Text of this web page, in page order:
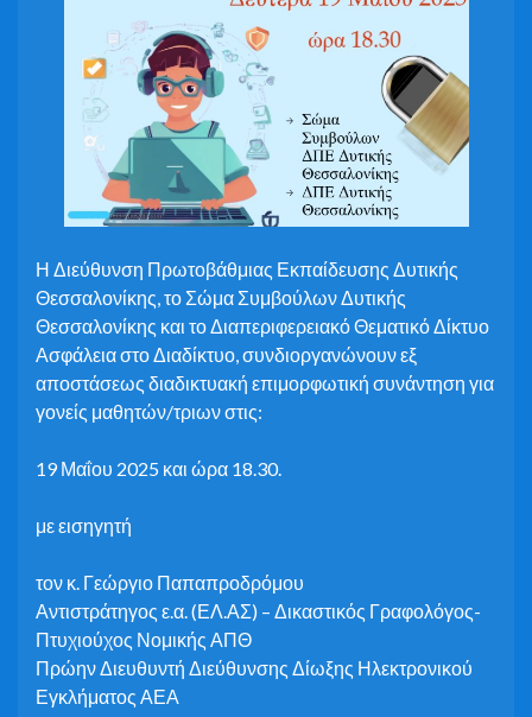
Η Διεύθυνση Πρωτοβάθμιας Εκπαίδευσης Δυτικής
Θεσσαλονίκης, το Σώμα Συμβούλων Δυτικής
Θεσσαλονίκης και το Διαπεριφερειακό Θεματικό Δίκτυο
Ασφάλεια στο Διαδίκτυο, συνδιοργανώνουν εξ
αποστάσεως διαδικτυακή επιμορφωτική συνάντηση για
γονείς μαθητών/τριων στις:
19 Μαΐου 2025 και ώρα 18.30.
με εισηγητή
τον κ. Γεώργιο Παπαπροδρόμου
Αντιστράτηγος ε.α. (ΕΛ.ΑΣ) – Δικαστικός Γραφολόγος-
Πτυχιούχος Νομικής ΑΠΘ
Πρώην Διευθυντή Διεύθυνσης Δίωξης Ηλεκτρονικού
Εγκλήματος ΑΕΑ